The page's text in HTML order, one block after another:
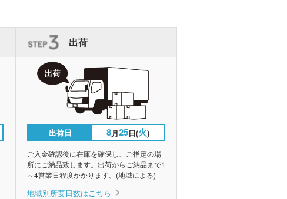
出荷
出荷日 8月25日(火)
ご入金確認後に在庫を確保し、ご指定の場
所にご納品致します。出荷からご納品まで1
～4営業日程度かかります。(地域による)
地域別所要日数はこちら